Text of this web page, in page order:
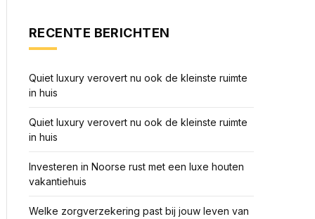
RECENTE BERICHTEN
Quiet luxury verovert nu ook de kleinste ruimte
in huis
Quiet luxury verovert nu ook de kleinste ruimte
in huis
Investeren in Noorse rust met een luxe houten
vakantiehuis
Welke zorgverzekering past bij jouw leven van